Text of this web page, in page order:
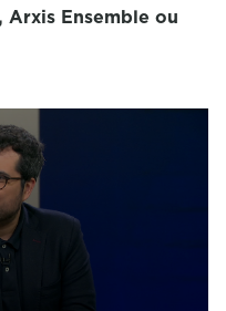
Arxis Ensemble ou